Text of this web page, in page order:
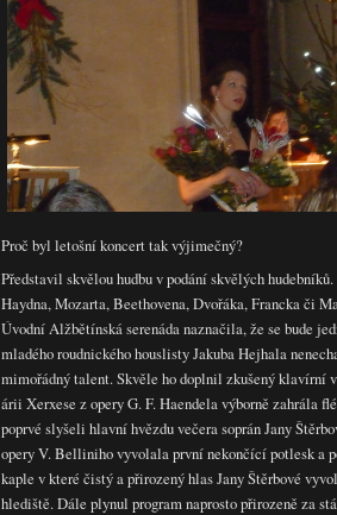
Proč byl letošní koncert tak výjimečný?
Představil skvělou hudbu v podání skvělých
Haydna, Mozarta, Beethovena, Dvořáka, Francka či
Úvodní Alžbětínská serenáda naznačila, že se bude
mladého roudnického houslisty Jakuba Hejhala
mimořádný talent. Skvěle ho doplnil zkušený
árii Xerxese z opery G. F. Haendela výborně zahrála
poprvé slyšeli hlavní hvězdu večera soprán Jany
opery V. Belliniho vyvolala první nekončící potlesk a
kaple v které čistý a přirozený hlas Jany Štěrbové
hlediště. Dále plynul program naprosto přirozeně za